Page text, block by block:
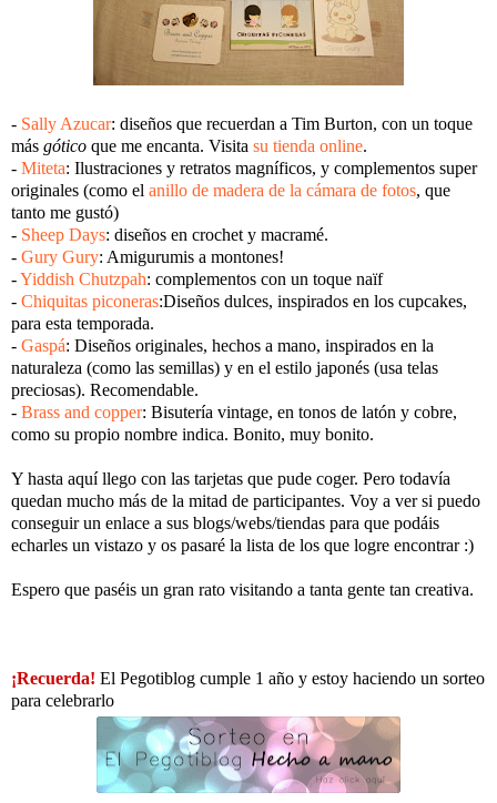
- Sally Azucar: diseños que recuerdan a Tim Burton, con un toque
más gótico que me encanta. Visita su tienda online.
- Miteta: Ilustraciones y retratos magníficos, y complementos super
originales (como el anillo de madera de la cámara de fotos, que
tanto me gustó)
- Sheep Days: diseños en crochet y macramé.
- Gury Gury: Amigurumis a montones!
-Yiddish Chutzpah: complementos con un toque naïf
- Chiquitas piconeras:Diseños dulces, inspirados en los cupcakes,
para esta temporada.
- Gaspá: Diseños originales, hechos a mano, inspirados en la
naturaleza (como las semillas) y en el estilo japonés (usa telas
preciosas). Recomendable.
- Brass and copper: Bisutería vintage, en tonos de latón y cobre,
como su propio nombre indica. Bonito, muy bonito.
Y hasta aquí llego con las tarjetas que pude coger. Pero todavía
quedan mucho más de la mitad de participantes. Voy a ver si puedo
conseguir un enlace a sus blogs/webs/tiendas para que podáis
echarles un vistazo y os pasaré la lista de los que logre encontrar :)
Espero que paséis un gran rato visitando a tanta gente tan creativa.
¡Recuerda! El Pegotiblog cumple 1 año y estoy haciendo un sorteo
para celebrarlo